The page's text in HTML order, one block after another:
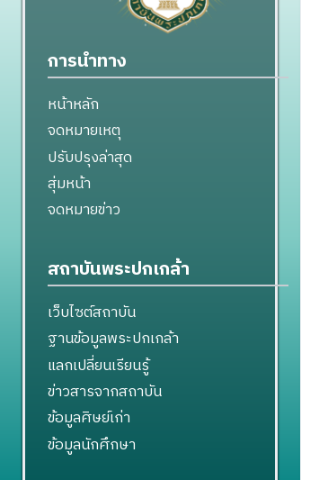
การนำทาง
หน้าหลัก
จดหมายเหตุ
ปรับปรุงล่าสุด
สุ่มหน้า
จดหมายข่าว
สถาบันพระปกเกล้า
เว็บไซต์สถาบัน
ฐานข้อมูลพระปกเกล้า
แลกเปลี่ยนเรียนรู้
ข่าวสารจากสถาบัน
ข้อมูลศิษย์เก่า
ข้อมูลนักศึกษา